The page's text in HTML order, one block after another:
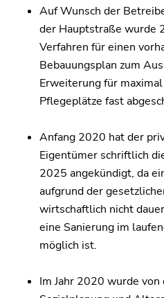
Auf Wunsch der
der Hauptstraße wurde
Verfahren für einen
Bebauungsplan zum
Erweiterung für
Pflegeplätze fast
Anfang 2020 hat der
Eigentümer schriftlich
2025 angekündigt, da
aufgrund der
wirtschaftlich nicht
eine Sanierung im
möglich ist.
Im Jahr 2020 wurde